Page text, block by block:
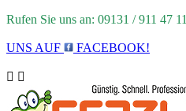
Rufen Sie uns an: 09131 / 911 47 11
UNS AUF
FACEBOOK!
 